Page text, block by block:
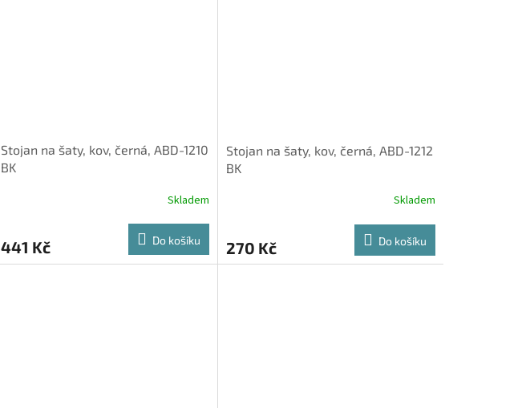
Stojan na šaty, kov, černá, ABD-1210
BK
Skladem
441 Kč Do košíku
Stojan na šaty, kov, černá, ABD-1212
BK
Skladem
270 Kč Do košíku